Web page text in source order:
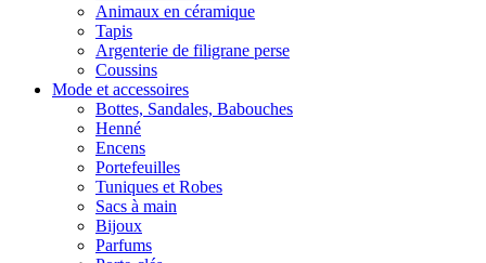
Animaux en céramique
Tapis
Argenterie de filigrane perse
Coussins
Mode et accessoires
Bottes, Sandales, Babouches
Henné
Encens
Portefeuilles
Tuniques et Robes
Sacs à main
Bijoux
Parfums